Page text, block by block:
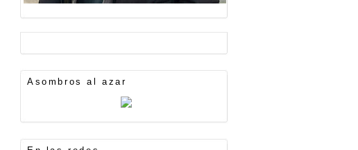
Asombros al azar